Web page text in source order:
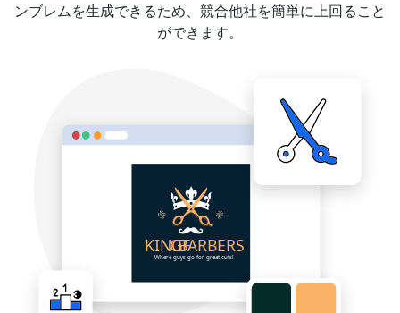
ンブレムを生成できるため、競合他社を簡単に上回ること
ができます。